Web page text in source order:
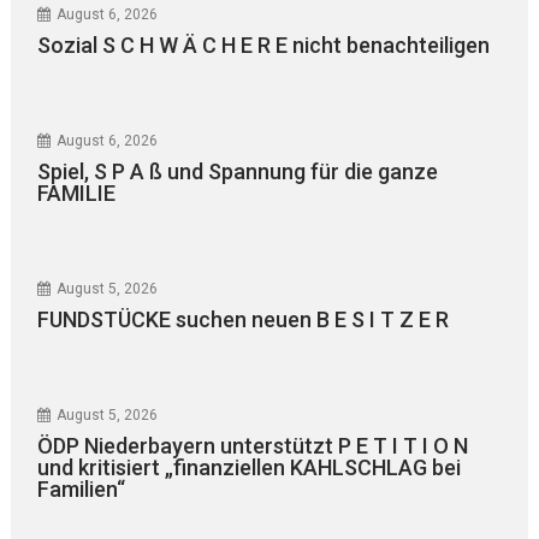
August 6, 2026
Sozial S C H W Ä C H E R E nicht benachteiligen
August 6, 2026
Spiel, S P A ß und Spannung für die ganze
FAMILIE
August 5, 2026
FUNDSTÜCKE suchen neuen B E S I T Z E R
August 5, 2026
ÖDP Niederbayern unterstützt P E T I T I O N
und kritisiert „finanziellen KAHLSCHLAG bei
Familien“